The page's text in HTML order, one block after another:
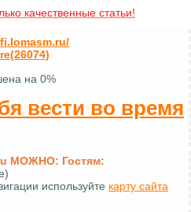
качественные статьи!
на 0%
вести во время
МОЖНО: Гостям:
используйте карту сайта